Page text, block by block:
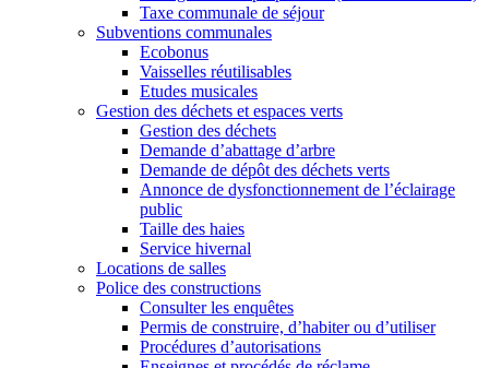
Taxe communale de séjour
Subventions communales
Ecobonus
Vaisselles réutilisables
Etudes musicales
Gestion des déchets et espaces verts
Gestion des déchets
Demande d’abattage d’arbre
Demande de dépôt des déchets verts
Annonce de dysfonctionnement de l’éclairage
public
Taille des haies
Service hivernal
Locations de salles
Police des constructions
Consulter les enquêtes
Permis de construire, d’habiter ou d’utiliser
Procédures d’autorisations